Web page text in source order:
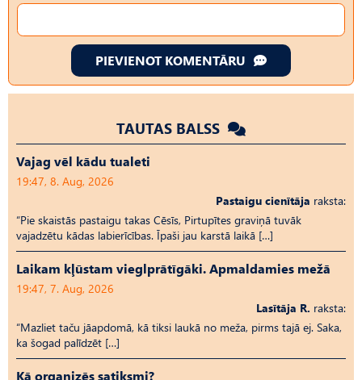
PIEVIENOT KOMENTĀRU
TAUTAS BALSS
Vajag vēl kādu tualeti
19:47, 8. Aug, 2026
Pastaigu cienītāja raksta:
“Pie skaistās pastaigu takas Cēsīs, Pirtupītes graviņā tuvāk
vajadzētu kādas labierīcības. Īpaši jau karstā laikā […]
Laikam kļūstam vieglprātīgāki. Apmaldamies mežā
19:47, 7. Aug, 2026
Lasītāja R. raksta:
“Mazliet taču jāapdomā, kā tiksi laukā no meža, pirms tajā ej. Saka,
ka šogad palīdzēt […]
Kā organizēs satiksmi?